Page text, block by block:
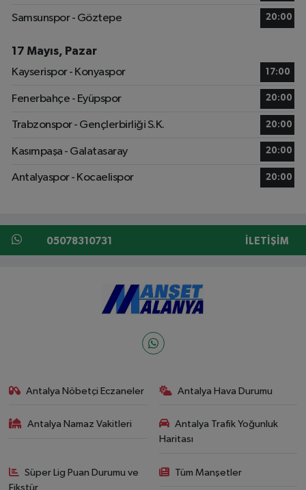
Samsunspor - Göztepe 20:00
17 Mayıs, Pazar
Kayserispor - Konyaspor
17:00
Fenerbahçe - Eyüpspor 20:00
Trabzonspor - Gençlerbirliği S.K. 20:00
Kasımpaşa - Galatasaray 20:00
Antalyaspor - Kocaelispor 20:00
05078310731 İLETIŞIM
Antalya Nöbetçi Eczaneler Antalya Hava Durumu
Antalya Namaz Vakitleri
Antalya Trafik Yoğunluk
Haritası
Süper Lig Puan Durumu ve
Fikstür
Tüm Manşetler